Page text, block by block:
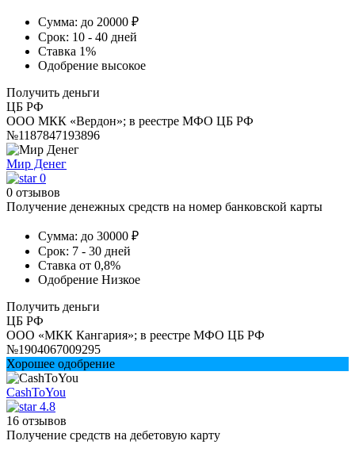
Сумма: до 20000 ₽
Срок: 10 - 40 дней
Ставка 1%
Одобрение высокое
Получить деньги
ЦБ РФ
ООО МКК «Вердон»; в реестре МФО ЦБ РФ
№1187847193896
Мир Денег
0
0 отзывов
Получение денежных средств на номер банковской карты
Сумма: до 30000 ₽
Срок: 7 - 30 дней
Ставка от 0,8%
Одобрение Низкое
Получить деньги
ЦБ РФ
ООО «МКК Кангария»; в реестре МФО ЦБ РФ
№1904067009295
Хорошее одобрение
CashToYou
4.8
16 отзывов
Получение средств на дебетовую карту